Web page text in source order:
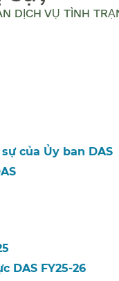
DỊCH VỤ TÌNH
của Ủy ban DAS​​
DAS FY25-26​​